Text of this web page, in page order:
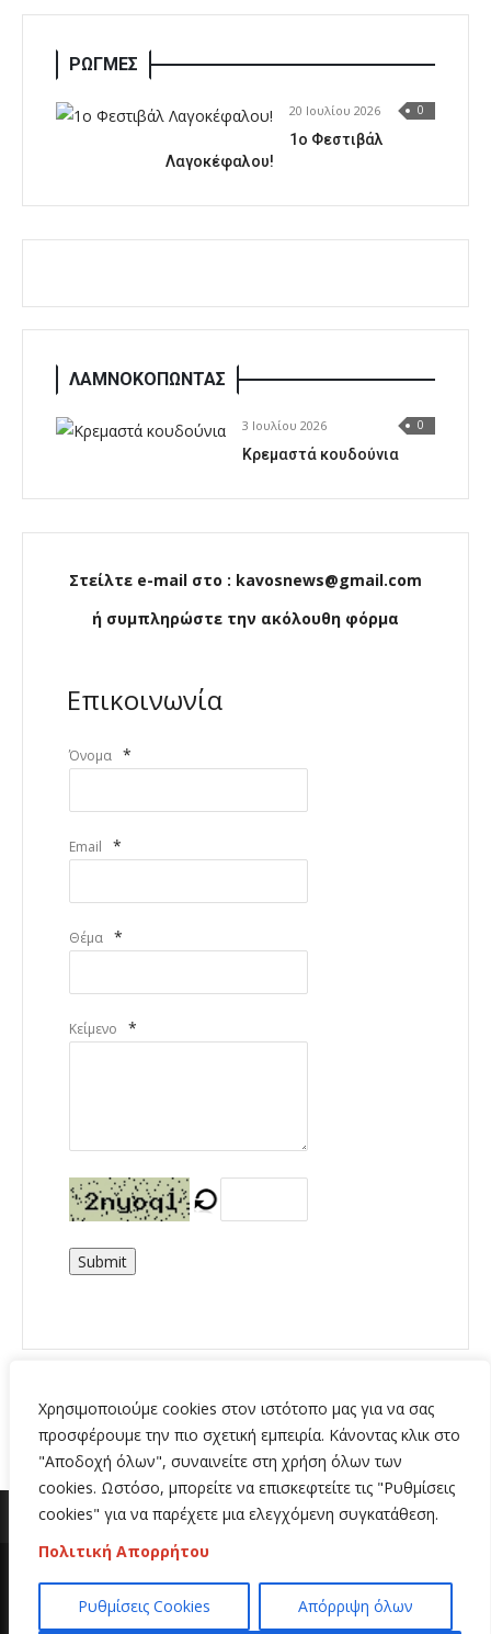
Χρησιμοποιούμε cookies στον ιστότοπο μας για να σας
προσφέρουμε την πιο σχετική εμπειρία. Κάνοντας κλικ στο
"Αποδοχή όλων", συναινείτε στη χρήση όλων των
cookies. Ωστόσο, μπορείτε να επισκεφτείτε τις "Ρυθμίσεις
cookies" για να παρέχετε μια ελεγχόμενη συγκατάθεση.
Πολιτική Απορρήτου
Ρυθμίσεις Cookies Απόρριψη όλων
ΡΩΓΜΕΣ
20 Ιουλίου 2026 0
1o Φεστιβάλ
Λαγοκέφαλου!
ΛΑΜΝΟΚΟΠΩΝΤΑΣ
3 Ιουλίου 2026 0
Κρεμαστά κουδούνια
Στείλτε e-mail στο : kavosnews@gmail.com
ή συμπληρώστε την ακόλουθη φόρμα
Επικοινωνία
Όνομα *
Email *
Θέμα *
Κείμενο *
Submit
Copyright 2020 | All Rights Reserved | Κατασκευή
ιστοσελίδων
Hi Web